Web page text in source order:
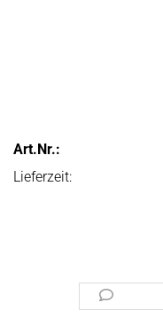
Art.Nr.:
Lieferzeit: